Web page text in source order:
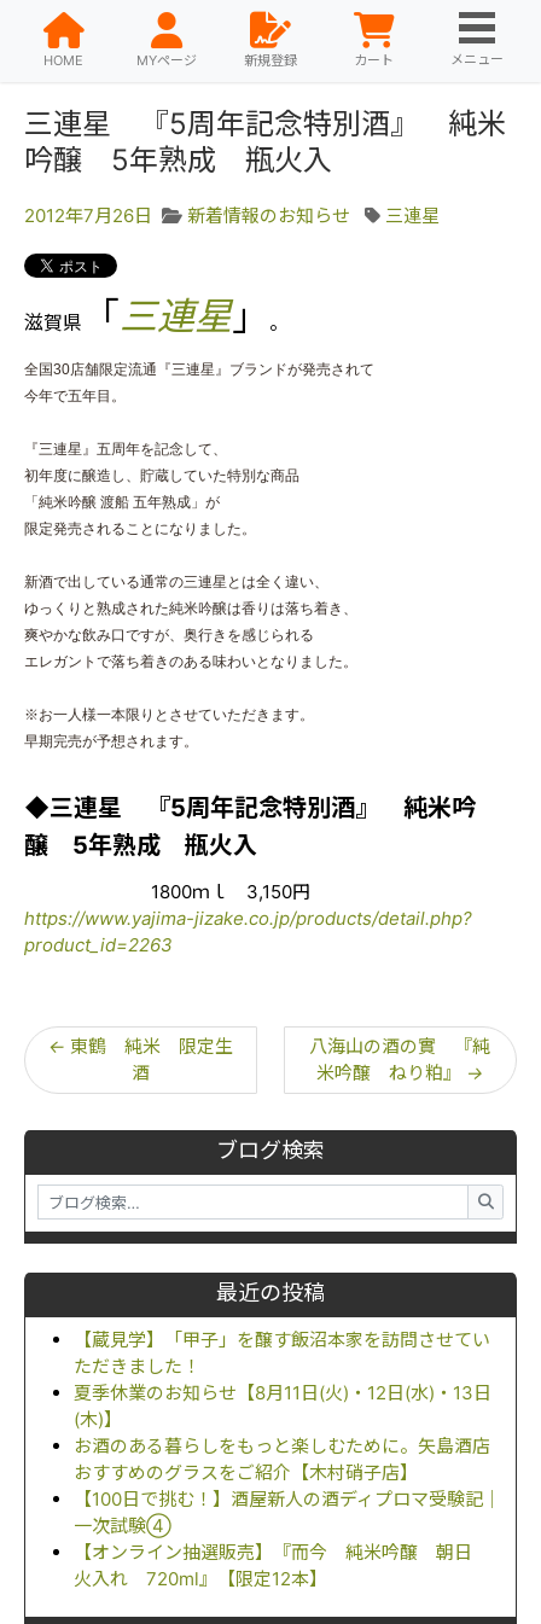
HOME MYページ 新規登録 カート メニュー
ブログ検索
最近の投稿
【蔵見学】「甲子」を醸す飯沼本家を訪問させてい
ただきました！
夏季休業のお知らせ【8月11日(火)・12日(水)・13日
(木)】
お酒のある暮らしをもっと楽しむために。矢島酒店
おすすめのグラスをご紹介【木村硝子店】
【100日で挑む！】酒屋新人の酒ディプロマ受験記｜
一次試験④
【オンライン抽選販売】『而今 純米吟醸 朝日
火入れ 720ml』【限定12本】
三連星 『5周年記念特別酒』 純米
吟醸 5年熟成 瓶火入
2012年7月26日 新着情報のお知らせ 三連星
滋賀県 「三連星」 。
全国30店舗限定流通『三連星』ブランドが発売されて
今年で五年目。
『三連星』五周年を記念して、
初年度に醸造し、貯蔵していた特別な商品
「純米吟醸 渡船 五年熟成」が
限定発売されることになりました。
新酒で出している通常の三連星とは全く違い、
ゆっくりと熟成された純米吟醸は香りは落ち着き、
爽やかな飲み口ですが、奥行きを感じ られる
エレガントで落ち着きのある味わいとなりました。
※お一人様一本限りとさせていただきます。
早期完売が予想されます。
◆三連星 『5周年記念特別酒』 純米吟
醸 5年熟成 瓶火入
1800ｍｌ 3,150円
https://www.yajima-jizake.co.jp/products/detail.php?
product_id=2263
← 東鶴 純米 限定生
酒
八海山の酒の實 『純
米吟醸 ねり粕』 →